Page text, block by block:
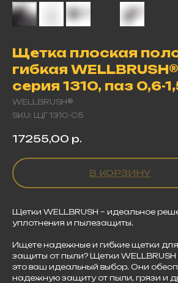
Щетка плоская
гибкая
серия 1310, паз 0,6-
WELLBRUSH®
SKU: ЩГ 1310-С5
17255,00 р.
В КОРЗИНУ
Щетки WELLBRUSH – идеальное
уплотнения и пылезащиты.
Ищете надежные и гибкие щетки
защиты от пыли? Щетки WELLBRUSH
это ваш идеальный выбор. Они
надежную защиту от пыли, грязи и